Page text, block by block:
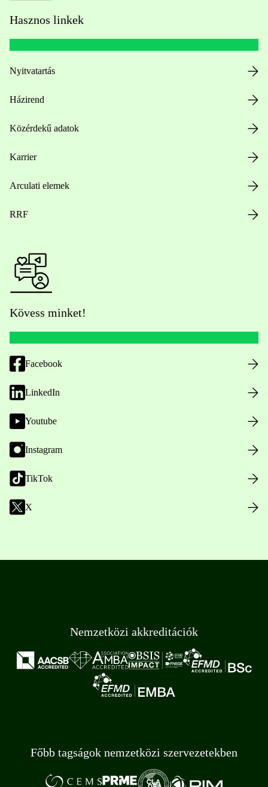
Hasznos linkek
Nyitvatartás
Házirend
Közérdekű adatok
Karrier
Arculati elemek
RRF
Kövess minket!
Facebook
LinkedIn
Youtube
Instagram
TikTok
X
Nemzetközi akkreditációk
Főbb tagságok nemzetközi szervezetekben